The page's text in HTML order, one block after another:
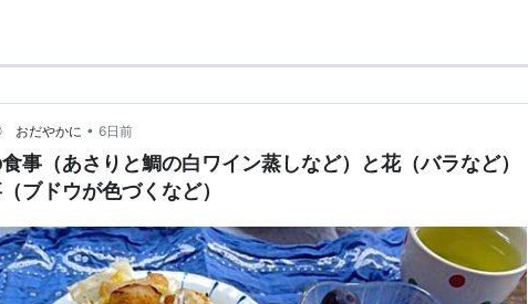
おだやかに • 6日前
事（あさりと鯛の白ワイン蒸しなど）と花（バラなど）
ブドウが色づくなど）